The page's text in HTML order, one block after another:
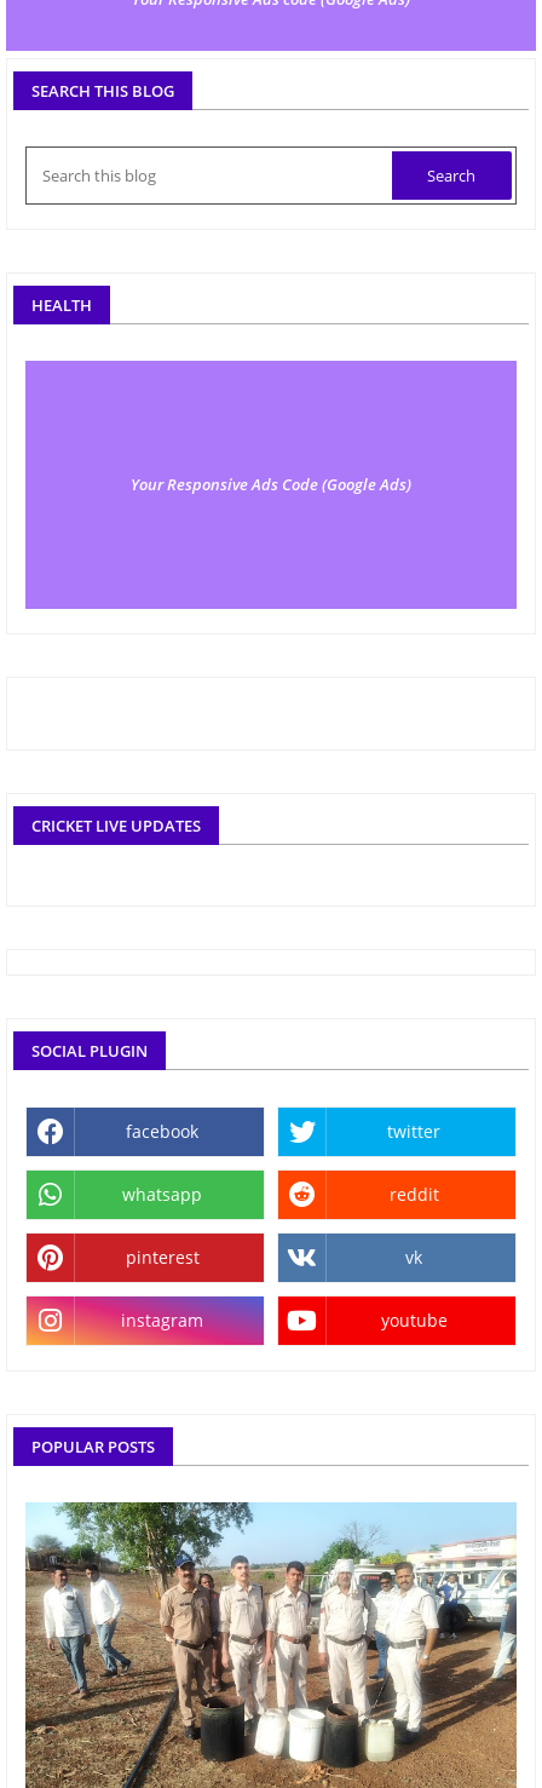
SEARCH THIS BLOG
HEALTH
Your Responsive Ads Code (Google Ads)
CRICKET LIVE UPDATES
SOCIAL PLUGIN
facebook twitter
whatsapp reddit
pinterest vk
instagram youtube
POPULAR POSTS